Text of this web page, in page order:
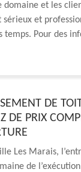
et les
et
Pour des
DE
DE PRIX
Les Marais,
de